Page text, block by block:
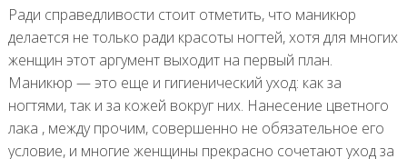
Ради справедливости стоит отметить, что маникюр
делается не только ради красоты ногтей, хотя для многих
женщин этот аргумент выходит на первый план.
Маникюр — это еще и гигиенический уход: как за
ногтями, так и за кожей вокруг них. Нанесение цветного
лака , между прочим, совершенно не обязательное его
условие, и многие женщины прекрасно сочетают уход за